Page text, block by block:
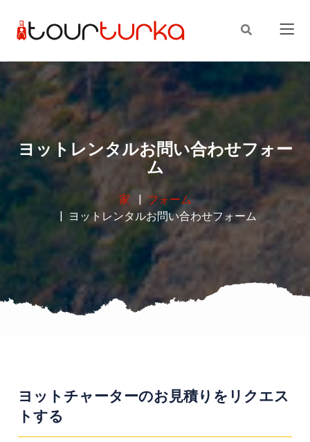
ヨットレンタルお問い合わせフォー
ム
家
フォーム
ヨットレンタルお問い合わせフォーム
ヨットチャーターのお見積りをリクエス
トする